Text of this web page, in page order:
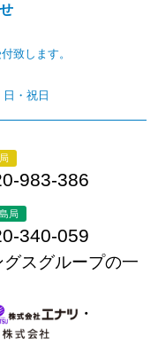
致します。
・祝日
983-386
局
340-059
スグループの一
・